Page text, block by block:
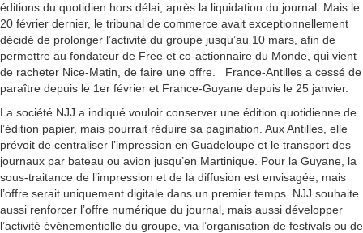
éditions du quotidien hors délai, après la liquidation du journal. Mais le
20 février dernier, le tribunal de commerce avait exceptionnellement
décidé de prolonger l’activité du groupe jusqu’au 10 mars, afin de
permettre au fondateur de Free et co-actionnaire du Monde, qui vient
de racheter Nice-Matin, de faire une offre. France-Antilles a cessé de
paraître depuis le 1er février et France-Guyane depuis le 25 janvier.
La société NJJ a indiqué vouloir conserver une édition quotidienne de
l’édition papier, mais pourrait réduire sa pagination. Aux Antilles, elle
prévoit de centraliser l’impression en Guadeloupe et le transport des
journaux par bateau ou avion jusqu’en Martinique. Pour la Guyane, la
sous-traitance de l’impression et de la diffusion est envisagée, mais
l’offre serait uniquement digitale dans un premier temps. NJJ souhaite
aussi renforcer l’offre numérique du journal, mais aussi développer
l’activité événementielle du groupe, via l’organisation de festivals ou de